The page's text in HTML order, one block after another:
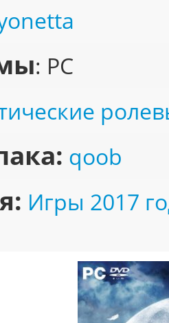
: PC
qoob
Игры 2017